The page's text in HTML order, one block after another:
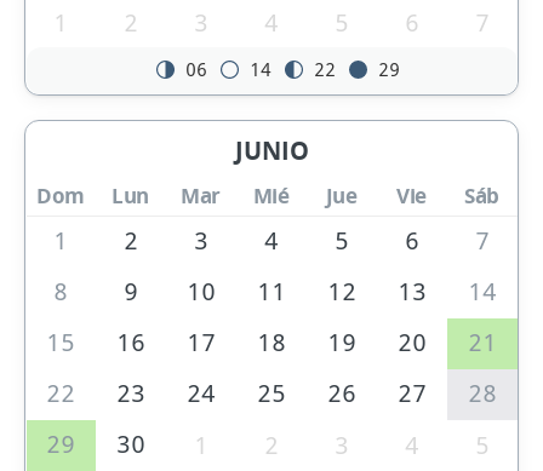
1
2 3 4 5 6 7
06 14 22 29
JUNIO
Dom Lun Mar Mié Jue Vie Sáb
1 2 3 4 5 6
7
8
9 10 11 12 13
14
15
16 17 18 19 20
21
22
23 24 25 26 27
28
29
30 1 2 3 4 5